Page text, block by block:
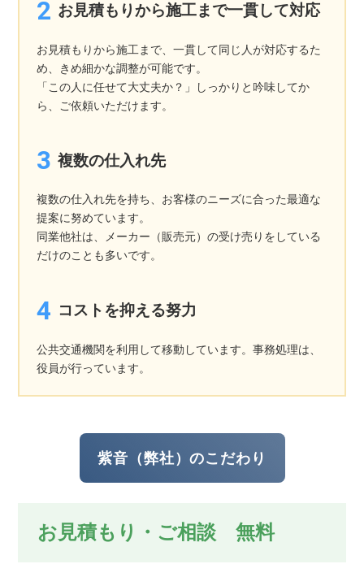
お見積もりから施工まで一貫して対応
お見積もりから施工まで、一貫して同じ人が対応するた
め、きめ細かな調整が可能です。
「この人に任せて大丈夫か？」しっかりと吟味してか
ら、ご依頼いただけます。
複数の仕入れ先
複数の仕入れ先を持ち、お客様のニーズに合った最適な
提案に努めています。
同業他社は、メーカー（販売元）の受け売りをしている
だけのことも多いです。
コストを抑える努力
公共交通機関を利用して移動しています。事務処理は、
役員が行っています。
紫音（弊社）のこだわり
お見積もり・ご相談 無料